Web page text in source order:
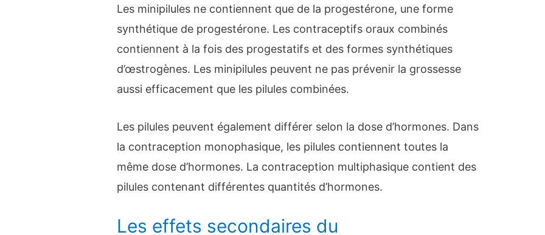
Les minipilules ne contiennent que de la progestérone, une forme
synthétique de progestérone. Les contraceptifs oraux combinés
contiennent à la fois des progestatifs et des formes synthétiques
d’œstrogènes. Les minipilules peuvent ne pas prévenir la grossesse
aussi efficacement que les pilules combinées.
Les pilules peuvent également différer selon la dose d’hormones. Dans
la contraception monophasique, les pilules contiennent toutes la
même dose d’hormones. La contraception multiphasique contient des
pilules contenant différentes quantités d’hormones.
Les effets secondaires du